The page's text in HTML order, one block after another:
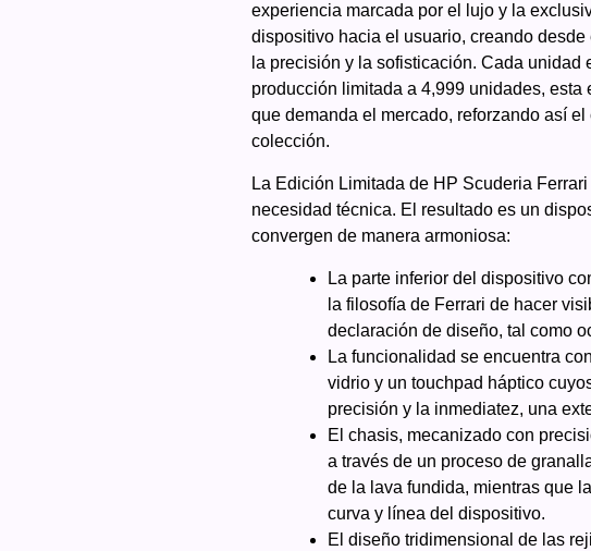
experiencia marcada por el lujo y la
dispositivo hacia el usuario, creando
la precisión y la sofisticación. Cada
producción limitada a 4,999 unidades,
que demanda el mercado, reforzando así
colección.
La Edición Limitada de HP Scuderia
necesidad técnica. El resultado es un
convergen de manera armoniosa:
La parte inferior del dispositivo
la filosofía de Ferrari de hacer
declaración de diseño, tal como
La funcionalidad se encuentra
vidrio y un touchpad háptico
precisión y la inmediatez, una
El chasis, mecanizado con
a través de un proceso de
de la lava fundida, mientras que
curva y línea del dispositivo.
El diseño tridimensional de las